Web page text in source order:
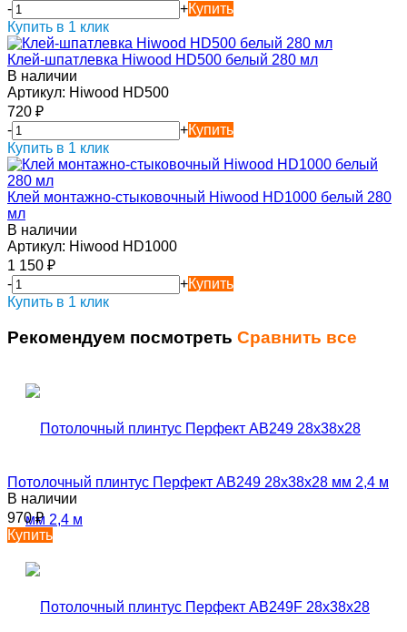
-
+Купить
Купить в 1 клик
Клей-шпатлевка Hiwood HD500 белый 280 мл
В наличии
Артикул: Hiwood HD500
720 ₽
-
+Купить
Купить в 1 клик
Клей монтажно-стыковочный Hiwood HD1000 белый 280
мл
В наличии
Артикул: Hiwood HD1000
1 150 ₽
-
+Купить
Купить в 1 клик
Рекомендуем посмотреть Сравнить все
Потолочный плинтус Перфект AB249 28х38х28 мм 2,4 м
В наличии
970₽
Купить